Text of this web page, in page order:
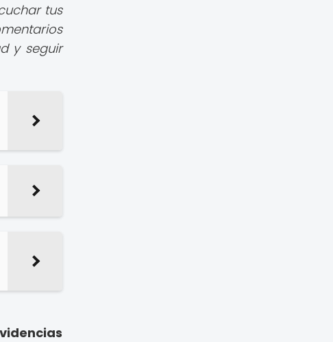
tus
y seguir